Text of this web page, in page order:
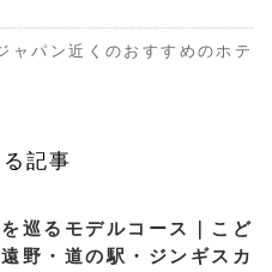
ャパン近くのおすすめのホテ
記事
巡るモデルコース｜こど
野・道の駅・ジンギスカ